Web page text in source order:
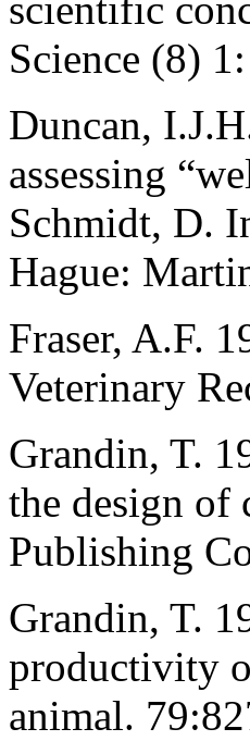
scientific
Science (8)
Duncan,
assessing
Schmidt, D.
Hague:
Fraser, A.F.
Veterinary
Grandin, T.
the design of
Publishing
Grandin, T.
productivity
animal.